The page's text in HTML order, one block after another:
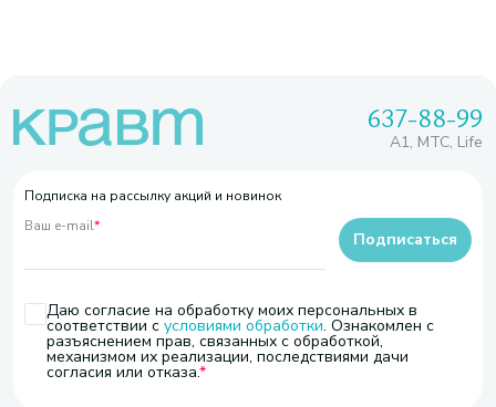
637-88-99
A1, МТС, Life
Подписка на рассылку акций и новинок
Ваш e-mail*
Даю согласие на обработку моих персональных в
соответствии с условиями обработки. Ознакомлен с
разъяснением прав, связанных с обработкой,
механизмом их реализации, последствиями дачи
согласия или отказа.
Подписаться